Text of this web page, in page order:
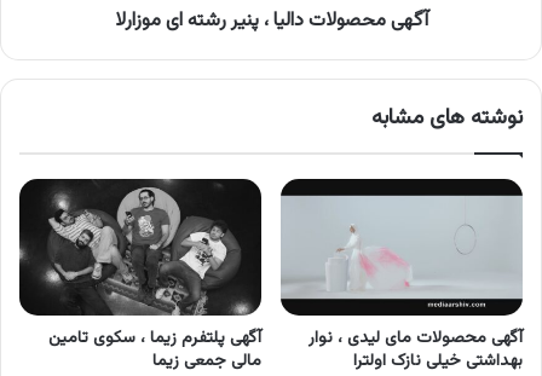
آگهی محصولات دالیا ، پنیر رشته ای موزارلا
نوشته های مشابه
آگهی محصولات مای لیدی ، نوار
بهداشتی خیلی نازک اولترا
آگهی پلتفرم زیما ، سکوی تامین
مالی جمعی زیما